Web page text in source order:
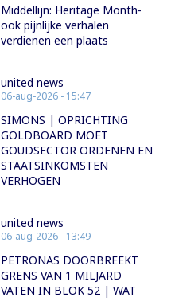
Middellijn: Heritage Month-
ook pijnlijke verhalen
verdienen een plaats
united news
06-aug-2026 - 15:47
SIMONS | OPRICHTING
GOLDBOARD MOET
GOUDSECTOR ORDENEN EN
STAATSINKOMSTEN
VERHOGEN
united news
06-aug-2026 - 13:49
PETRONAS DOORBREEKT
GRENS VAN 1 MILJARD
VATEN IN BLOK 52 | WAT